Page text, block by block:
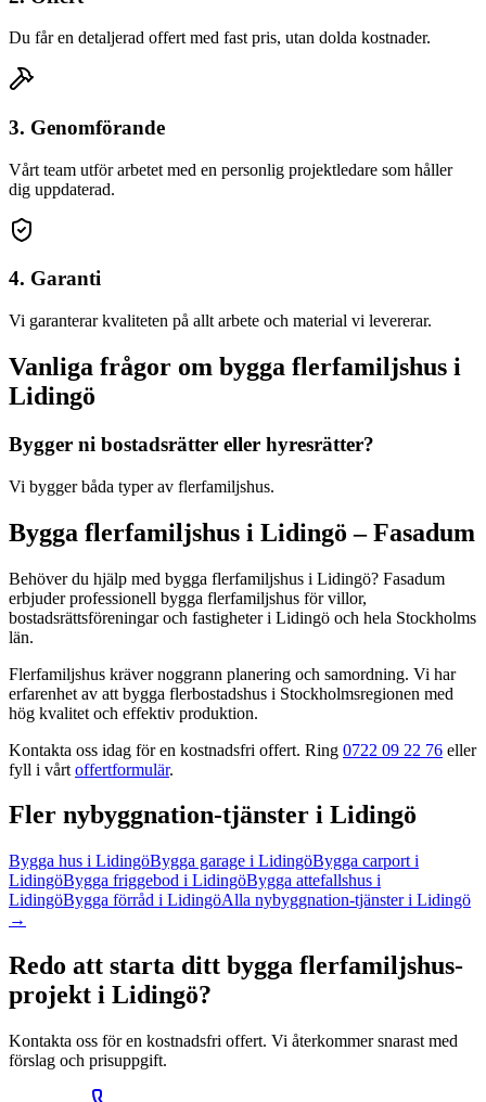
Du får en detaljerad offert med fast pris, utan dolda kostnader.
3. Genomförande
Vårt team utför arbetet med en personlig projektledare som håller
dig uppdaterad.
4. Garanti
Vi garanterar kvaliteten på allt arbete och material vi levererar.
Vanliga frågor om bygga flerfamiljshus i
Lidingö
Bygger ni bostadsrätter eller hyresrätter?
Vi bygger båda typer av flerfamiljshus.
Bygga flerfamiljshus i Lidingö – Fasadum
Behöver du hjälp med bygga flerfamiljshus i Lidingö? Fasadum
erbjuder professionell bygga flerfamiljshus för villor,
bostadsrättsföreningar och fastigheteri Lidingö och hela Stockholms
län.
Flerfamiljshus kräver noggrann planering och samordning. Vi har
erfarenhet av att bygga flerbostadshus i Stockholmsregionen med
hög kvalitet och effektiv produktion.
Kontakta oss idag för en kostnadsfri offert. Ring 0722 09 22 76 eller
fyll i vårt offertformulär.
Fler nybyggnation-tjänster i Lidingö
Bygga hus i LidingöBygga garage i LidingöBygga carport i
LidingöBygga friggebod i LidingöBygga attefallshus i
LidingöBygga förråd i LidingöAlla nybyggnation-tjänsteri Lidingö
→
Redo att starta ditt bygga flerfamiljshus-
projekt i Lidingö?
Kontakta oss för en kostnadsfri offert. Vi återkommer snarast med
förslag och prisuppgift.